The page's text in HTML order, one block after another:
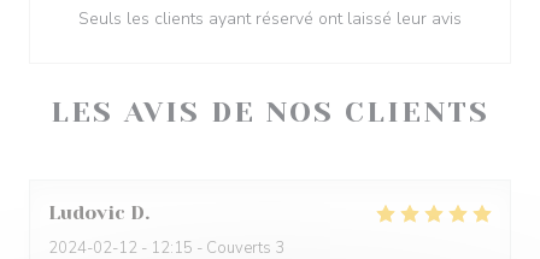
LES AVIS DE NOS CLIENTS
Ludovic D
2024-02-12 - 12:15 - Couverts 3
Seuls les clients ayant réservé ont laissé leur avis